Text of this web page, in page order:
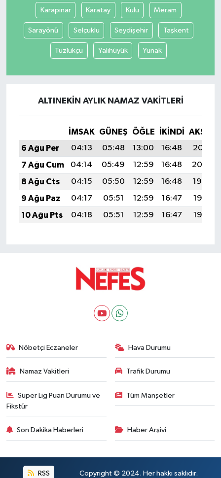
Karapınar Karatay Kulu Meram
Sarayönü Selçuklu Seydişehir Taşkent
Tuzlukçu Yalıhüyük Yunak
ALTINEKIN AYLIK NAMAZ VAKITLERI
İMSAK GÜNEŞ ÖĞLE İKINDI
AKŞAM
6 Ağu Per
04:13 05:48 13:00 16:48
20:01
7 Ağu Cum
04:14 05:49 12:59 16:48
20:00
8 Ağu Cts
04:15 05:50 12:59 16:48
19:59
9 Ağu Paz
04:17 05:51 12:59 16:47
19:58
10 Ağu Pts
04:18 05:51 12:59 16:47 19:57
Nöbetçi Eczaneler Hava Durumu
Namaz Vakitleri Trafik Durumu
Süper Lig Puan Durumu ve
Fikstür
Tüm Manşetler
Son Dakika Haberleri Haber Arşivi
RSS Copyright © 2024. Her hakkı saklıdır.